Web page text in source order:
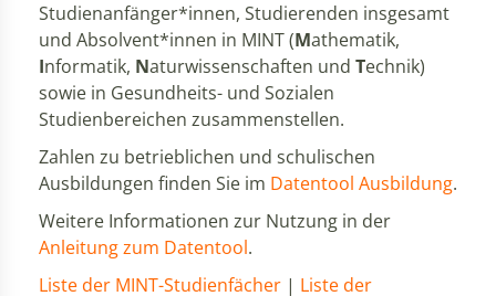
Studienanfänger*innen, Studierenden insgesamt
und Absolvent*innen in MINT (Mathematik,
Informatik, Naturwissenschaften und Technik)
sowie in Gesundheits- und Sozialen
Studienbereichen zusammenstellen.
Zahlen zu betrieblichen und schulischen
Ausbildungen finden Sie im Datentool Ausbildung.
Weitere Informationen zur Nutzung in der
Anleitung zum Datentool.
Liste der MINT-Studienfächer | Liste der